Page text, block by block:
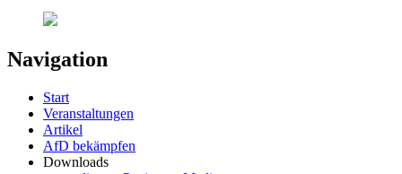
Navigation
Start
Veranstaltungen
Artikel
AfD bekämpfen
Downloads